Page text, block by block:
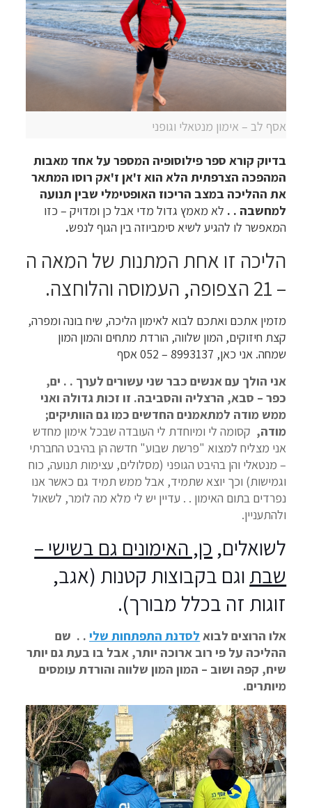
אסף לב – אימון מנטאלי וגופני
בדיוק קורא ספר פילוסופיה המספר על אחד מאבות
המהפכה הצרפתית הלא הוא ז'אן ז'אק רוסו המתאר
את ההליכה במצב הריכוז האופטימלי שבין תנועה
למחשבה . . לא מאמץ גדול מדי אבל כן ומדויק – כזו
המאפשר לו להגיע לשיא סימביוזה בין הגוף לנפש.
הליכה זו אחת המתנות של המאה ה
– 21 הצפופה, העמוסה והלוחצה.
מזמין אתכם ואתכם לבוא לאימון הליכה, שיח בונה ומפרה,
קצת חיזוקים, המון שלווה, הורדת מתחים והמון המון
שמחה. אני כאן, 8993137 – 052 אסף
אני הולך עם אנשים כבר שני עשורים לערך . . ים,
כפר – סבא, הרצליה והסביבה. זו זכות גדולה ואני
ממש מודה למתאמנים החדשים כמו גם הוותיקים;
מודה, קסומה לי ומיוחדת לי העובדה שבכל אימון מחדש
אני מצליח למצוא "פרשת שבוע" חדשה הן בהיבט החברתי
– מנטאלי והן בהיבט הגופני (מסלולים, עצימות תנועה, כוח
וגמישות) וכך יוצא שתמיד, אבל ממש תמיד גם כאשר אנו
נפרדים בתום האימון . . עדיין יש לי מלא מה לומר, לשאול
ולהתעניין.
לשואלים, כן, האימונים גם בשישי –
שבת וגם בקבוצות קטנות (אגב,
זוגות זה בכלל מבורך).
אלו הרוצים לבוא לסדנת התפתחות שלי. . שם
ההליכה על פי רוב ארוכה יותר, אבל בו בעת גם יותר
שיח, קפה ושוב – המון המון שלווה והורדת עומסים
מיותרים.